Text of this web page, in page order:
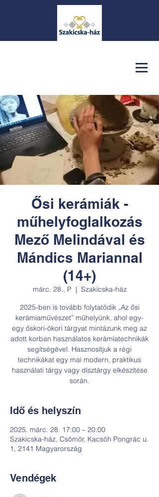
Ősi kerámiák -
műhelyfoglalkozás
Mező Melindával és
Mándics Mariannal
(14+)
márc. 28., P
  |
Szakicska-ház
2025-ben is tovább folytatódik „Az ősi
kerámiaművészet” műhelyünk, ahol egy-
egy őskori-ókori tárgyat mintázunk meg az
adott korban használatos kerámiatechnikák
segítségével. Hasznosítjuk a régi
technikákat egy mai modern, praktikus
használati tárgy vagy dísztárgy elkészítése
során.
Idő és helyszín
2025. márc. 28. 17:00 – 20:00
Szakicska-ház, Csömör, Kacsóh Pongrác u.
1, 2141 Magyarország
Vendégek